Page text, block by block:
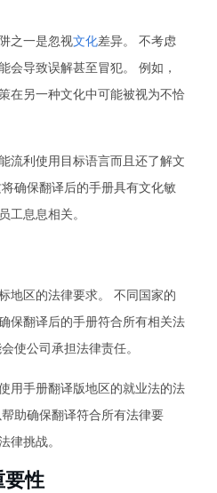
之一是忽视文化差异。 不考虑
会导致误解甚至冒犯。 例如，
在另一种文化中可能被视为不恰
流利使用目标语言而且还了解文
确保翻译后的手册具有文化敏
工息息相关。
地区的法律要求。 不同国家的
保翻译后的手册符合所有相关法
使公司承担法律责任。
用手册翻译版地区的就业法的法
助确保翻译符合所有法律要
律挑战。
要性